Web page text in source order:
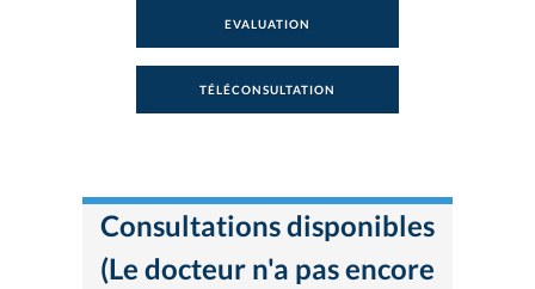
EVALUATION
TÉLÉCONSULTATION
Consultations disponibles
(Le docteur n'a pas encore